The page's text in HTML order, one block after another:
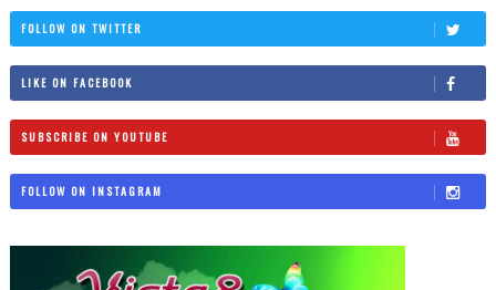
FOLLOW ON TWITTER
LIKE ON FACEBOOK
SUBSCRIBE ON YOUTUBE
FOLLOW ON INSTAGRAM